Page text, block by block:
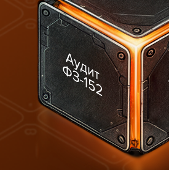
В России ключевым нормативным
актом является Федеральный закон
№152-ФЗ «О персональных данных».
Рост цифровой активности приводит
росту требований к сохранности
конфиденциальности потребителей и
безопасности данных и появлению
множества законов, направленных на
защиту прав граждан.